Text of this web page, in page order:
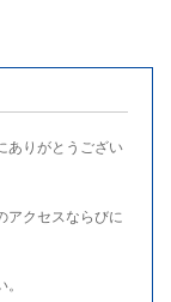
ありがとうござい
アクセスならびに